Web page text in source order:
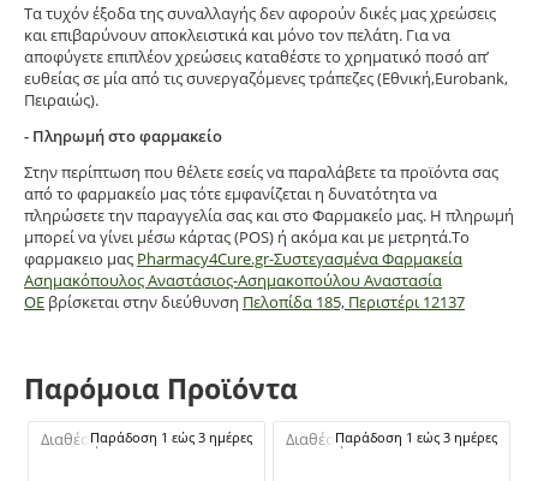
Τα τυχόν έξοδα της συναλλαγής δεν αφορούν δικές μας χρεώσεις
και επιβαρύνουν αποκλειστικά και μόνο τον πελάτη. Για να
αποφύγετε επιπλέον χρεώσεις καταθέστε το χρηματικό ποσό απ’
ευθείας σε μία από τις συνεργαζόμενες τράπεζες (Εθνική,Eurobank,
Πειραιώς).
- Πληρωμή στο φαρμακείο
Στην περίπτωση που θέλετε εσείς να παραλάβετε τα προϊόντα σας
από το φαρμακείο μας τότε εμφανίζεται η δυνατότητα να
πληρώσετε την παραγγελία σας και στο Φαρμακείο μας. Η πληρωμή
μπορεί να γίνει μέσω κάρτας (POS) ή ακόμα και με μετρητά.Το
φαρμακειο μας Pharmacy4Cure.gr-Συστεγασμένα Φαρμακεία
Ασημακόπουλος Αναστάσιος-Ασημακοπούλου Αναστασία
ΟΕ βρίσκεται στην διεύθυνση Πελοπίδα 185, Περιστέρι 12137
Παρόμοια Προϊόντα
Διαθέσιμο:Παράδοση 1 εώς 3 ημέρες Διαθέσιμο:Παράδοση 1 εώς 3 ημέρες